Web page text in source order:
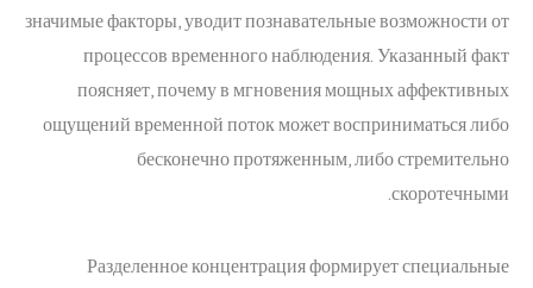
значимые факторы, уводит познавательные возможности от
процессов временного наблюдения. Указанный факт
поясняет, почему в мгновения мощных аффективных
ощущений временной поток может восприниматься либо
бесконечно протяженным, либо стремительно
скоротечными.
Разделенное концентрация формирует специальные